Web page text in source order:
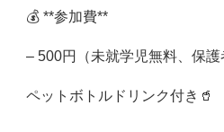
💰 **参加費**
– 500円（未就学児無料、保護
ペットボトルドリンク付き🥤